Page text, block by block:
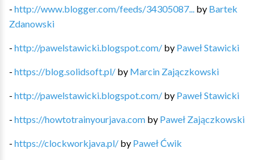
- http://www.blogger.com/feeds/34305087... by Bartek
Zdanowski
- http://pawelstawicki.blogspot.com/ by Paweł Stawicki
- https://blog.solidsoft.pl/ by Marcin Zajączkowski
- http://pawelstawicki.blogspot.com/ by Paweł Stawicki
- https://howtotrainyourjava.com by Paweł Zajączkowski
- https://clockworkjava.pl/ by Paweł Ćwik